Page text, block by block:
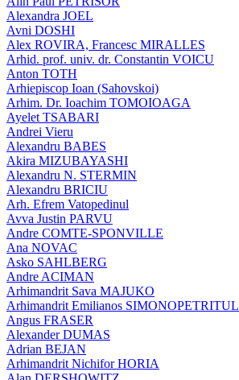
Alexandra JOEL
Avni DOSHI
Alex ROVIRA, Francesc MIRALLES
Arhid. prof. univ. dr. Constantin VOICU
Anton TOTH
Arhiepiscop Ioan (Sahovskoi)
Arhim. Dr. Ioachim TOMOIOAGA
Ayelet TSABARI
Andrei Vieru
Alexandru BABES
Akira MIZUBAYASHI
Alexandru N. STERMIN
Alexandru BRICIU
Arh. Efrem Vatopedinul
Avva Justin PARVU
Andre COMTE-SPONVILLE
Ana NOVAC
Asko SAHLBERG
Andre ACIMAN
Arhimandrit Sava MAJUKO
Arhimandrit Emilianos SIMONOPETRITUL
Angus FRASER
Alexander DUMAS
Adrian BEJAN
Arhimandrit Nichifor HORIA